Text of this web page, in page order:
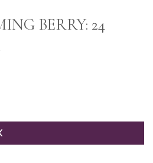
BERRY: 24
26 подарунків, 28х33х5,7